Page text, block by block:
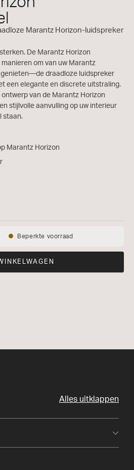
Marantz Horizon-luidspreker
De Marantz Horizon
om van uw Marantz
draadloze luidspreker
een elegante en discrete uitstraling.
van de Marantz Horizon
stijlvolle aanvulling op uw interieur
staan.
Marantz Horizon
Beschikbaarheid:
Beperkte voorraad
Alles uitklappen